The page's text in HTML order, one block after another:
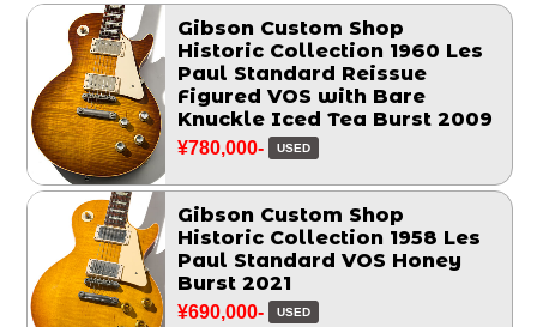
Gibson Custom Shop
Historic Collection 1960 Les
Paul Standard Reissue
Figured VOS with Bare
Knuckle Iced Tea Burst 2009
¥780,000- USED
Gibson Custom Shop
Historic Collection 1958 Les
Paul Standard VOS Honey
Burst 2021
¥690,000- USED